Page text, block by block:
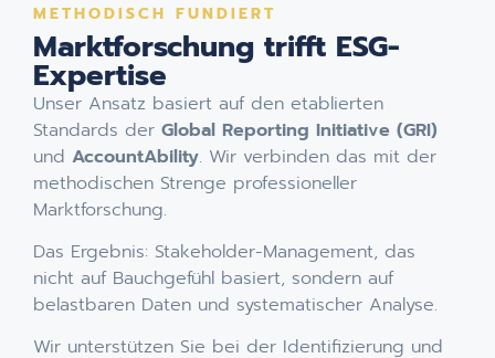
METHODISCH FUNDIERT
Marktforschung trifft ESG-
Expertise
Unser Ansatz basiert auf den etablierten
Standards der Global Reporting Initiative (GRI)
und AccountAbility. Wir verbinden das mit der
methodischen Strenge professioneller
Marktforschung.
Das Ergebnis: Stakeholder-Management, das
nicht auf Bauchgefühl basiert, sondern auf
belastbaren Daten und systematischer Analyse.
Wir unterstützen Sie bei der Identifizierung und